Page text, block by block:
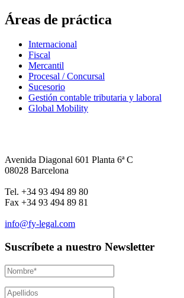
Áreas de práctica
Internacional
Fiscal
Mercantil
Procesal / Concursal
Sucesorio
Gestión contable tributaria y laboral
Global Mobility
Avenida Diagonal 601 Planta 6ª C
08028 Barcelona
Tel. +34 93 494 89 80
Fax +34 93 494 89 81
info@fy-legal.com
Suscríbete a nuestro Newsletter